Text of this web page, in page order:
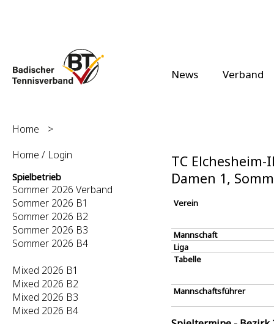
News Verband
Home
>
Home / Login
Spielbetrieb
Sommer 2026 Verband
Sommer 2026 B1
Sommer 2026 B2
Sommer 2026 B3
Sommer 2026 B4
Mixed 2026 B1
Mixed 2026 B2
Mixed 2026 B3
Mixed 2026 B4
TC Elchesheim-
Damen 1,
Verein
Mannschaft
Liga
Tabelle
Mannschaftsführer